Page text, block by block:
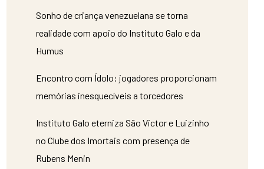
Sonho de criança venezuelana se torna
realidade com apoio do Instituto Galo e da
Humus
Encontro com Ídolo: jogadores proporcionam
memórias inesquecíveis a torcedores
Instituto Galo eterniza São Victor e Luizinho
no Clube dos Imortais com presença de
Rubens Menin